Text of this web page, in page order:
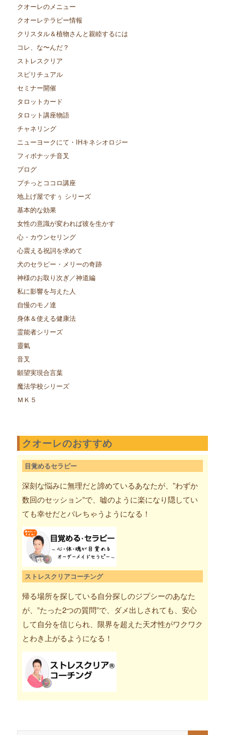
クオーレのメニュー
クオーレテラピー情報
クリスタル＆植物さんと親睦するには
コレ、な〜んだ？
ストレスクリア
スピリチュアル
セミナー開催
タロットカード
タロット講座物語
チャネリング
ニューヨークにて・IHキネシオロジー
フィボナッチ音叉
ブログ
プチっとココロ講座
地上げ屋ですぅ シリーズ
基本的な効果
女性の意識が変われば彼を生かす
心・カウンセリング
心震える祝詞を求めて
犬のセラピー・メリーの奇跡
神様のお取り次ぎ／神道編
私に影響を与えた人
自慢のモノ達
身体＆使える健康法
霊能者シリーズ
靈氣
音叉
願望実現合言葉
魔法学校シリーズ
ＭＫ５
クオーレのおすすめ
目覚めるセラピー
深刻な悩みに無理だと諦めているあなたが、”わずか
数回のセッション”で、嘘のように楽になり隠してい
ても幸せだとバレちゃうようになる！
ストレスクリアコーチング
帰る場所を探している自分探しのジプシーのあなた
が、”たった2つの質問”で、ダメ出しされても、安心
して自分を信じられ、限界を超えた天才性がワクワク
とわき上がるようになる！